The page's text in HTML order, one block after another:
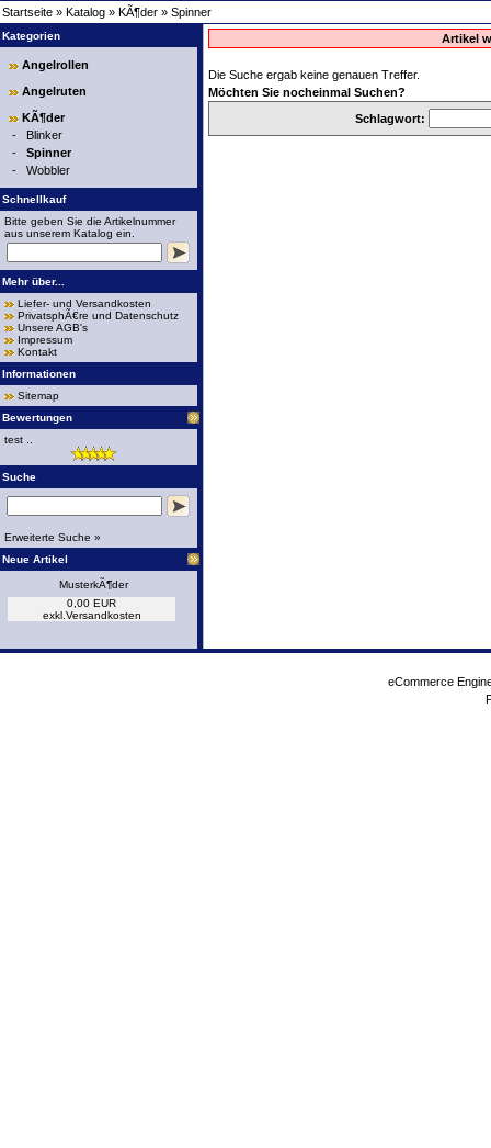
Startseite » Katalog » KÃ¶der » Spinner
Kategorien
Angelrollen
Angelruten
KÃ¶der
- Blinker
- Spinner
- Wobbler
Schnellkauf
Bitte geben Sie die Artikelnummer
aus unserem Katalog ein.
Mehr über...
Liefer- und Versandkosten
PrivatsphÃ€re und Datenschutz
Unsere AGB's
Impressum
Kontakt
Informationen
Sitemap
Bewertungen
test ..
Suche
Erweiterte Suche »
Neue Artikel
MusterkÃ¶der
0,00 EUR
exkl. Versandkosten
Artikel
Die Suche ergab keine genauen Treffer.
Möchten Sie nocheinmal Suchen?
Schlagwort:
eCommerce